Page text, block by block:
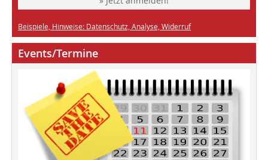
Beispiele, Hinweise: Datenschutz, Analyse, Widerruf
Events/Termine